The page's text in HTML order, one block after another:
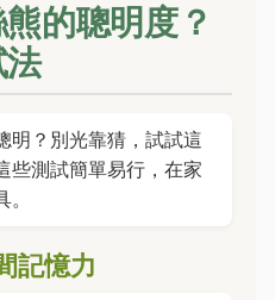
的聰明度？
明？別光靠猜，試試這
些測試簡單易行，在家
記憶力